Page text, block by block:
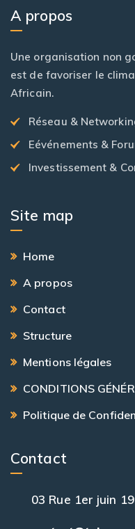
A propos
Une organisation non
est de favoriser le
Africain.
Réseau &
Eévénements &
Investissement &
Site map
Home
A propos
Contact
Structure
Mentions légales
CONDITIONS
Politique de
Contact
03 Rue 1er juin